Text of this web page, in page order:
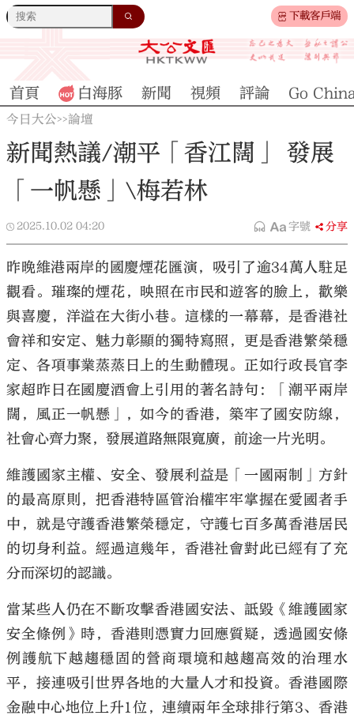
下載客戶端
首頁 白海豚 新聞 視頻 評論 Go
今日大公>>論壇
新聞熱議/潮平「香江闊」 發展
「一帆懸」\梅若林
2025.10.02 04:20 字號 分享
昨晚維港兩岸的國慶煙花匯演，吸引了逾34萬人駐足
觀看。璀璨的煙花，映照在市民和遊客的臉上，歡樂
與喜慶，洋溢在大街小巷。這樣的一幕幕，是香港社
會祥和安定、魅力彰顯的獨特寫照，更是香港繁榮穩
定、各項事業蒸蒸日上的生動體現。正如行政長官李
家超昨日在國慶酒會上引用的著名詩句：「潮平兩岸
闊，風正一帆懸」，如今的香港，築牢了國安防線，
社會心齊力聚，發展道路無限寬廣，前途一片光明。
維護國家主權、安全、發展利益是「一國兩制」方針
的最高原則，把香港特區管治權牢牢掌握在愛國者手
中，就是守護香港繁榮穩定，守護七百多萬香港居民
的切身利益。經過這幾年，香港社會對此已經有了充
分而深切的認識。
當某些人仍在不斷攻擊香港國安法、詆毀《維護國家
安全條例》時，香港則憑實力回應質疑，透過國安條
例護航下越趨穩固的營商環境和越趨高效的治理水
平，接連吸引世界各地的大量人才和投資。香港國際
金融中心地位上升1位，連續兩年全球排行第3、香港